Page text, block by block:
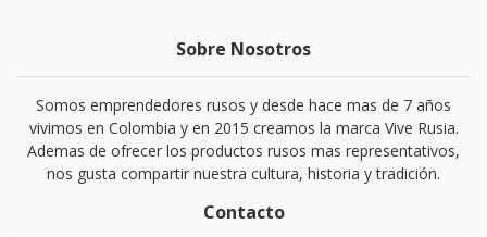
Sobre Nosotros
Somos emprendedores rusos y desde hace mas de 7 años
vivimos en Colombia y en 2015 creamos la marca Vive Rusia.
Ademas de ofrecer los productos rusos mas representativos,
nos gusta compartir nuestra cultura, historia y tradición.
Contacto